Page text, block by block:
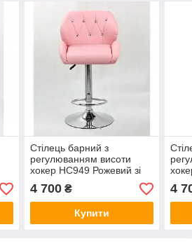
Стілець барний з
регулюванням висоти
хокер HC949 Рожевий зі
стразами
4 700₴
Купити
4